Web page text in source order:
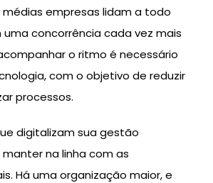
médias empresas lidam a todo
concorrência cada vez mais
o ritmo é necessário
com o objetivo de reduzir
processos.
digitalizam sua gestão
na linha com as
Há uma organização maior, e